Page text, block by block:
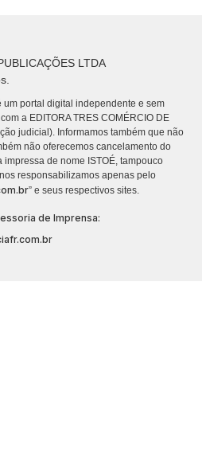
LTDA
um portal digital independente e sem
a EDITORA TRES COMÉRCIO DE
judicial). Informamos também que não
não oferecemos cancelamento do
de nome ISTOÉ, tampouco
responsabilizamos apenas pelo
” e seus respectivos sites.
de Imprensa: